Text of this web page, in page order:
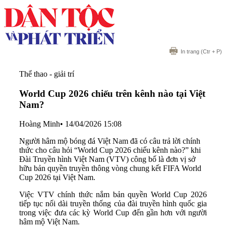
In trang (Ctr + P)
Thể thao - giải trí
World Cup 2026 chiếu trên kênh nào tại Việt
Nam?
Hoàng Minh• 14/04/2026 15:08
Người hâm mộ bóng đá Việt Nam đã có câu trả lời chính
thức cho câu hỏi “World Cup 2026 chiếu kênh nào?” khi
Đài Truyền hình Việt Nam (VTV) công bố là đơn vị sở
hữu bản quyền truyền thông vòng chung kết FIFA World
Cup 2026 tại Việt Nam.
Việc VTV chính thức nắm bản quyền World Cup 2026
tiếp tục nối dài truyền thống của đài truyền hình quốc gia
trong việc đưa các kỳ World Cup đến gần hơn với người
hâm mộ Việt Nam.